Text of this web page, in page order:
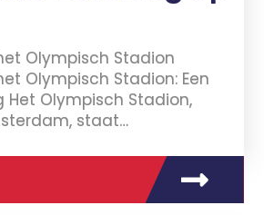
Olympisch Stadion
Olympisch Stadion: Een
Het Olympisch Stadion,
staat…